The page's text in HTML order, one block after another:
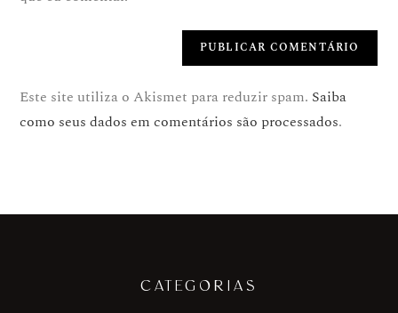
Este site utiliza o Akismet para reduzir spam. Saiba
como seus dados em comentários são processados.
CATEGORIAS